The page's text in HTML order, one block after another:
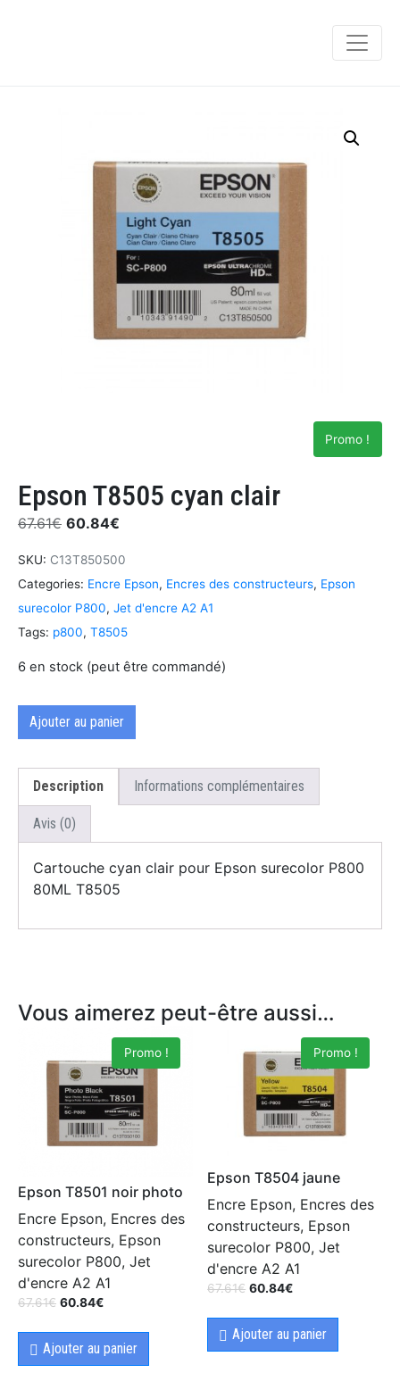
Promo !
Epson T8505 cyan clair
67.61€ 60.84€
SKU: C13T850500
Categories: Encre Epson, Encres des constructeurs, Epson
surecolor P800, Jet d'encre A2 A1
Tags: p800, T8505
6 en stock (peut être commandé)
Ajouter au panier
Description Informations complémentaires
Avis (0)
Cartouche cyan clair pour Epson surecolor P800
80ML T8505
Vous aimerez peut-être aussi…
Promo !
Epson T8501 noir photo
Encre Epson, Encres des
constructeurs, Epson
surecolor P800, Jet
d'encre A2 A1
67.61€ 60.84€
Ajouter au panier
Promo !
Epson T8504 jaune
Encre Epson, Encres des
constructeurs, Epson
surecolor P800, Jet
d'encre A2 A1
67.61€ 60.84€
Ajouter au panier